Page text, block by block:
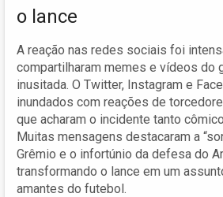
o lance
A reação nas redes sociais foi
compartilharam memes e vídeos do
inusitada. O Twitter, Instagram e
inundados com reações de
que acharam o incidente tanto
Muitas mensagens destacaram a
Grêmio e o infortúnio da defesa do
transformando o lance em um
amantes do futebol.